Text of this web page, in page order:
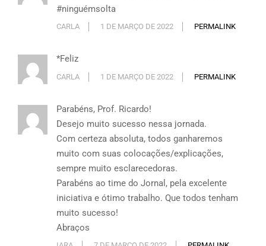
#ninguémsolta
CARLA 1 DE MARÇO DE 2022 PERMALINK
*Feliz
CARLA 1 DE MARÇO DE 2022 PERMALINK
Parabéns, Prof. Ricardo!
Desejo muito sucesso nessa jornada.
Com certeza absoluta, todos ganharemos
muito com suas colocações/explicações,
sempre muito esclarecedoras.
Parabéns ao time do Jornal, pela excelente
iniciativa e ótimo trabalho. Que todos tenham
muito sucesso!
Abraços